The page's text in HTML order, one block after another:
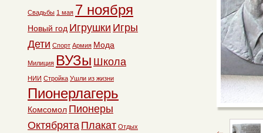
Свадьбы 1 мая 7 ноября
Новый год Игрушки Игры
Дети Спорт Армия Мода
Милиция ВУЗы Школа
НИИ Стройка Ушли из жизни
Пионерлагерь
Комсомол Пионеры
Октябрята Плакат Отдых